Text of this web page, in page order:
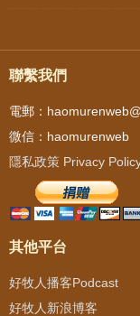
聯繫我們
電郵：
微信：haomurenweb
隱私政策 Privacy
其他平台
好牧人播客Podcast
好牧人新浪博客